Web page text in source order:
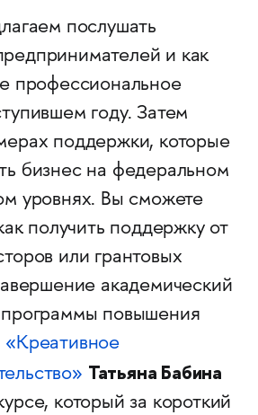
послушать
и как
профессиональное
году. Затем
поддержки, которые
бизнес на федеральном
уровнях. Вы сможете
получить поддержку от
или грантовых
академический
программы повышения
«Креативное
Татьяна Бабина
который за короткий